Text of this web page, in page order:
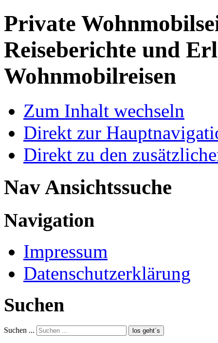
Private
Reiseberichte und
Wohnmobilreisen
Zum Inhalt wechseln
Direkt zur
Direkt zu den
Nav Ansichtssuche
Navigation
Impressum
Datenschutzerklärung
Suchen
Suchen ... los geht´s